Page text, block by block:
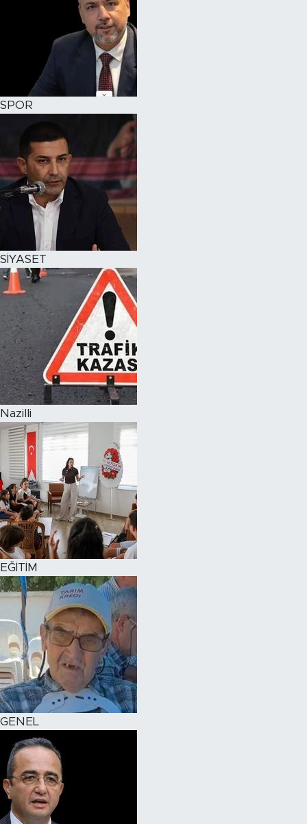
SPOR
SİYASET
Nazilli
EĞİTİM
GENEL